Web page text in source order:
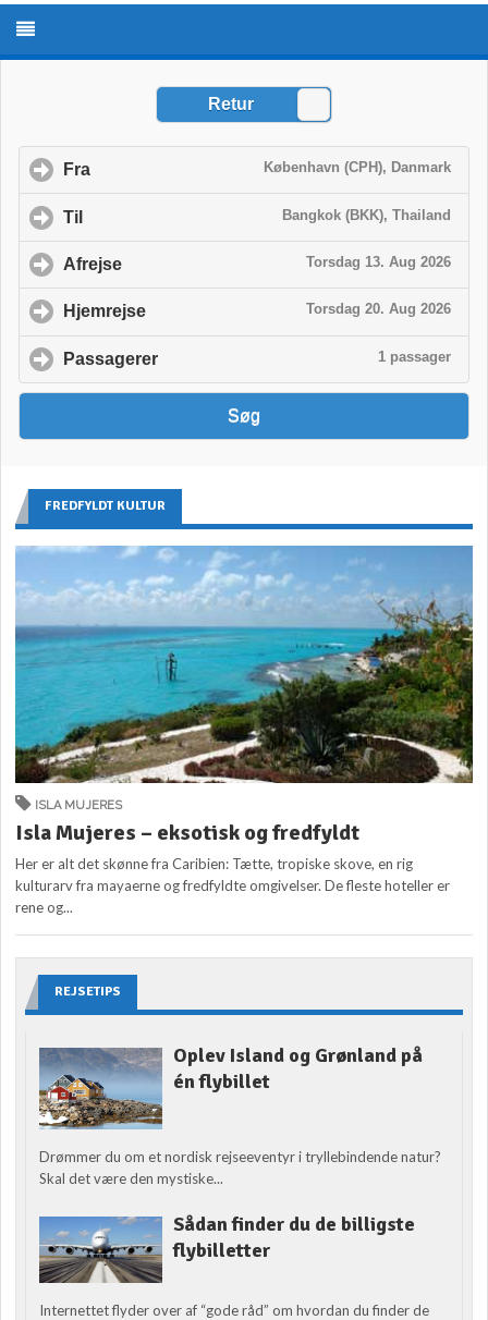
FREDFYLDT KULTUR
ISLA MUJERES
Isla Mujeres – eksotisk og fredfyldt
Her er alt det skønne fra Caribien: Tætte, tropiske skove, en rig
kulturarv fra mayaerne og fredfyldte omgivelser. De fleste hoteller er
rene og...
REJSETIPS
Oplev Island og Grønland på
én flybillet
Drømmer du om et nordisk rejseeventyr i tryllebindende natur?
Skal det være den mystiske...
Sådan finder du de billigste
flybilletter
Internettet flyder over af “gode råd” om hvordan du finder de